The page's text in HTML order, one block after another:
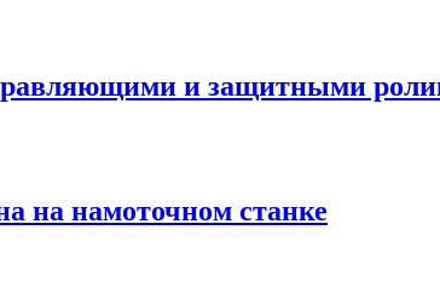
и защитными
на намоточном станке